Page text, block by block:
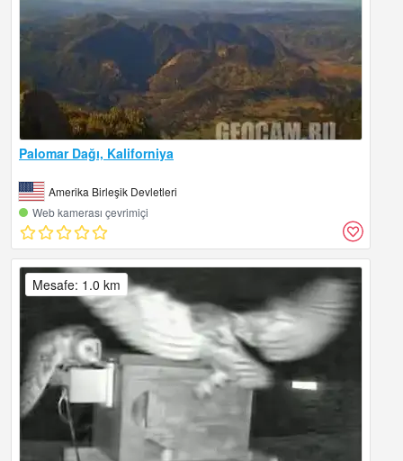
Palomar Dağı, Kaliforniya
Amerika Birleşik Devletleri
Web kamerası çevrimiçi
Mesafe: 1.0 km